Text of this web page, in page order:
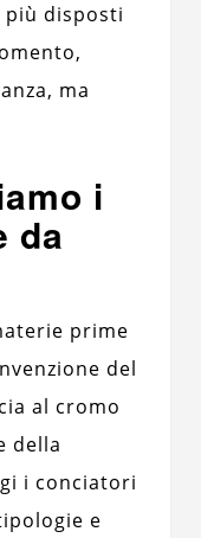
più disposti
ma
i
da
prime
del
al cromo
della
i conciatori
e